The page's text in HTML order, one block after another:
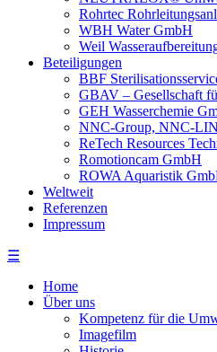
Rohrtec
WBH Water GmbH
Weil
Beteiligungen
BBF
GBAV – Gesellschaft
GEH Wasserchemie
NNC-Group, NNC-
ReTech Resources
Romotioncam GmbH
ROWA Aquaristik
Weltweit
Referenzen
Impressum
☰
Home
Über uns
Kompetenz für die
Imagefilm